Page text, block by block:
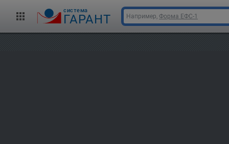
cистема
ГАРАНТ Например, Форма ЕФС-1